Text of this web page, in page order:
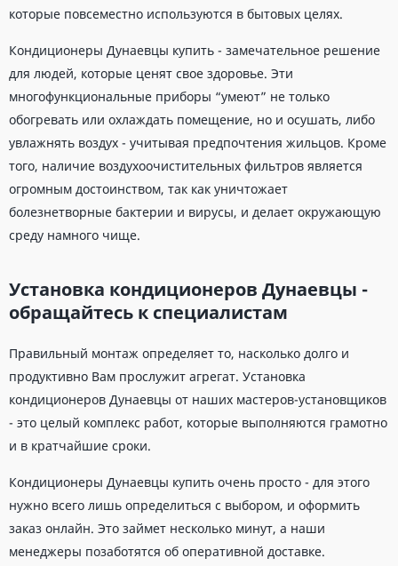
которые повсеместно используются в бытовых целях.
Кондиционеры Дунаевцы купить - замечательное решение
для людей, которые ценят свое здоровье. Эти
многофункциональные приборы “умеют” не только
обогревать или охлаждать помещение, но и осушать, либо
увлажнять воздух - учитывая предпочтения жильцов. Кроме
того, наличие воздухоочистительных фильтров является
огромным достоинством, так как уничтожает
болезнетворные бактерии и вирусы, и делает окружающую
среду намного чище.
Установка кондиционеров Дунаевцы -
обращайтесь к специалистам
Правильный монтаж определяет то, насколько долго и
продуктивно Вам прослужит агрегат. Установка
кондиционеров Дунаевцы от наших мастеров-установщиков
- это целый комплекс работ, которые выполняются грамотно
и в кратчайшие сроки.
Кондиционеры Дунаевцы купить очень просто - для этого
нужно всего лишь определиться с выбором, и оформить
заказ онлайн. Это займет несколько минут, а наши
менеджеры позаботятся об оперативной доставке.